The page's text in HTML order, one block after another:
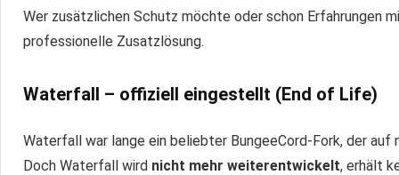
Wer zusätzlichen Schutz möchte oder schon Erfahrungen
professionelle Zusatzlösung.
Waterfall – offiziell eingestellt (End of Life)
Waterfall war lange ein beliebter BungeeCord-Fork, der
Doch Waterfall wird nicht mehr weiterentwickelt, erhält